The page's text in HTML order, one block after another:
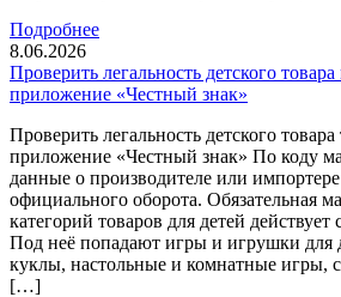
Подробнее
8.06.2026
Проверить легальность детского
приложение «Честный знак»
Проверить легальность детского
приложение «Честный знак» По коду
данные о производителе или
официального оборота. Обязательная
категорий товаров для детей действует
Под неё попадают игры и игрушки для
куклы, настольные и комнатные игры,
[…]